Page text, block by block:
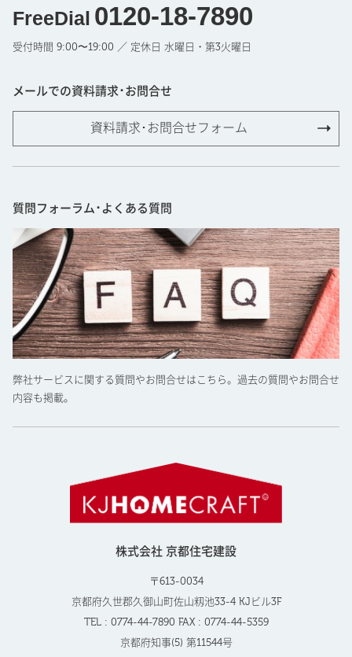
FreeDial 0120-18-7890
受付時間 9:00〜19:00 ／ 定休日 水曜日・第3火曜日
メールでの資料請求･お問合せ
資料請求･お問合せフォーム
質問フォーラム･よくある質問
弊社サービスに関する質問やお問合せはこちら。過去の質問やお問合せ
内容も掲載。
株式会社 京都住宅建設
〒613-0034
京都府久世郡久御山町佐山籾池33-4 KJビル3F
TEL : 0774-44-7890 FAX : 0774-44-5359
京都府知事(5) 第11544号